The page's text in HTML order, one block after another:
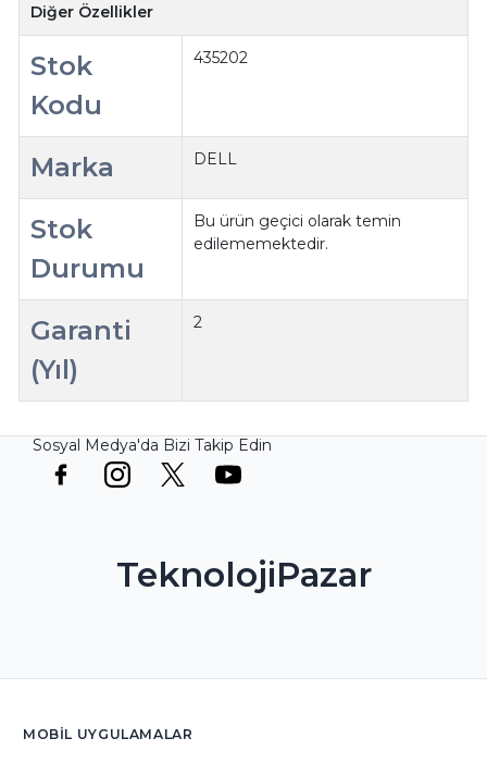
Diğer Özellikler
Stok
Kodu
435202
Marka DELL
Stok
Durumu
Bu ürün geçici olarak temin
edilememektedir.
Garanti
(Yıl)
2
Sosyal Medya'da Bizi Takip Edin
TeknolojiPazar
MOBIL UYGULAMALAR